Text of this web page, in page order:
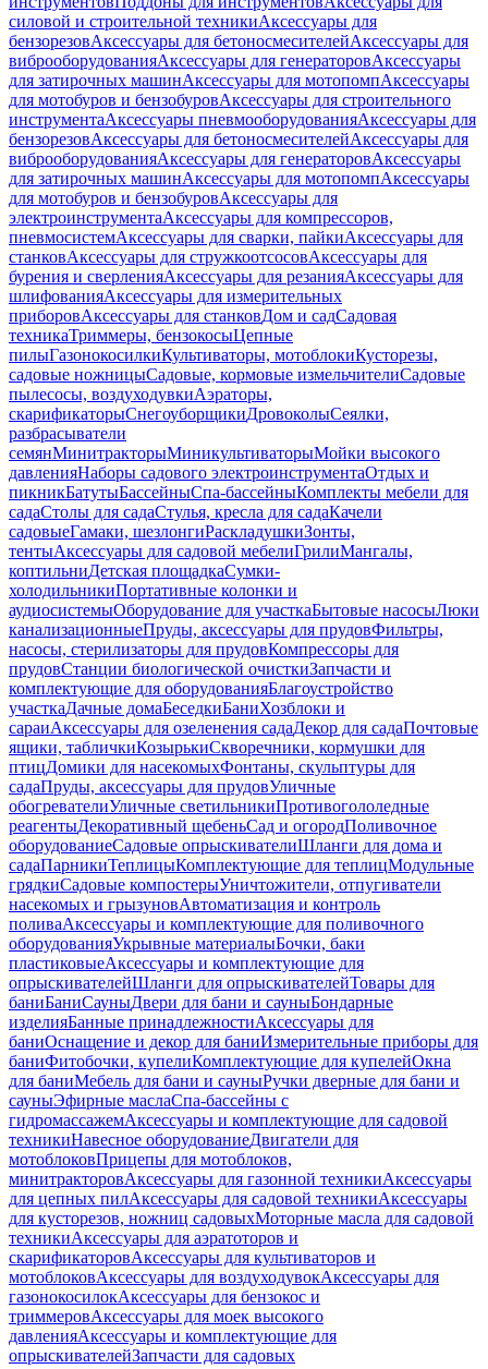
силовой и строительной техникиАксессуары для
бензорезовАксессуары для бетоносмесителейАксессуары для
виброоборудованияАксессуары для генераторовАксессуары
для затирочных машинАксессуары для мотопомпАксессуары
для мотобуров и бензобуровАксессуары для строительного
инструментаАксессуары пневмооборудованияАксессуары для
бензорезовАксессуары для бетоносмесителейАксессуары для
виброоборудованияАксессуары для генераторовАксессуары
для затирочных машинАксессуары для мотопомпАксессуары
для мотобуров и бензобуровАксессуары для
электроинструментаАксессуары для компрессоров,
пневмосистемАксессуары для сварки, пайкиАксессуары для
станковАксессуары для стружкоотсосовАксессуары для
бурения и сверленияАксессуары для резанияАксессуары для
шлифованияАксессуары для измерительных
приборовАксессуары для станковДом и садСадовая
техникаТриммеры, бензокосыЦепные
пилыГазонокосилкиКультиваторы, мотоблокиКусторезы,
садовые ножницыСадовые, кормовые измельчителиСадовые
пылесосы, воздуходувкиАэраторы,
скарификаторыСнегоуборщикиДровоколыСеялки,
разбрасыватели
семянМинитракторыМиникультиваторыМойки высокого
давленияНаборы садового электроинструментаОтдых и
пикникБатутыБассейныСпа-бассейныКомплекты мебели для
садаСтолы для садаСтулья, кресла для садаКачели
садовыеГамаки, шезлонгиРаскладушкиЗонты,
тентыАксессуары для садовой мебелиГрилиМангалы,
коптильниДетская площадкаСумки-
холодильникиПортативные колонки и
аудиосистемыОборудование для участкаБытовые насосыЛюки
канализационныеПруды, аксессуары для прудовФильтры,
насосы, стерилизаторы для прудовКомпрессоры для
прудовСтанции биологической очисткиЗапчасти и
комплектующие для оборудованияБлагоустройство
участкаДачные домаБеседкиБаниХозблоки и
сараиАксессуары для озеленения садаДекор для садаПочтовые
ящики, табличкиКозырькиСкворечники, кормушки для
птицДомики для насекомыхФонтаны, скульптуры для
садаПруды, аксессуары для прудовУличные
обогревателиУличные светильникиПротивогололедные
реагентыДекоративный щебеньСад и огородПоливочное
оборудованиеСадовые опрыскивателиШланги для дома и
садаПарникиТеплицыКомплектующие для теплицМодульные
грядкиСадовые компостерыУничтожители, отпугиватели
насекомых и грызуновАвтоматизация и контроль
поливаАксессуары и комплектующие для поливочного
оборудованияУкрывные материалыБочки, баки
пластиковыеАксессуары и комплектующие для
опрыскивателейШланги для опрыскивателейТовары для
баниБаниСауныДвери для бани и сауныБондарные
изделияБанные принадлежностиАксессуары для
баниОснащение и декор для баниИзмерительные приборы для
баниФитобочки, купелиКомплектующие для купелейОкна
для баниМебель для бани и сауныРучки дверные для бани и
сауныЭфирные маслаСпа-бассейны с
гидромассажемАксессуары и комплектующие для садовой
техникиНавесное оборудованиеДвигатели для
мотоблоковПрицепы для мотоблоков,
минитракторовАксессуары для газонной техникиАксессуары
для цепных пилАксессуары для садовой техникиАксессуары
для кусторезов, ножниц садовыхМоторные масла для садовой
техникиАксессуары для аэратоторов и
скарификаторовАксессуары для культиваторов и
мотоблоковАксессуары для воздуходувокАксессуары для
газонокосилокАксессуары для бензокос и
триммеровАксессуары для моек высокого
давленияАксессуары и комплектующие для
опрыскивателейЗапчасти для садовых